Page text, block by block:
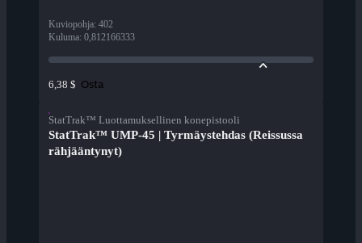
Kuviopohja: 402
Kuluma: 0,812166333
6,38 $ Osta
StatTrak™ Luottamuksellinen konepistooli
StatTrak™ UMP-45 | Tyrmäystehdas (Reissussa
rähjääntynyt)